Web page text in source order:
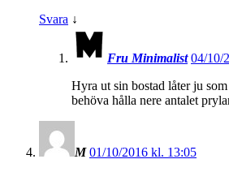
Svara ↓
Fru Minimalist 04/10/
Hyra ut sin bostad låter ju
behöva hålla nere antalet
M 01/10/2016 kl. 13:05